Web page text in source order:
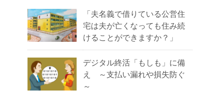
「夫名義で借りている公営住
宅は夫が亡くなっても住み続
けることができますか？」
デジタル終活「もしも」に備
え ～支払い漏れや損失防ぐ
～